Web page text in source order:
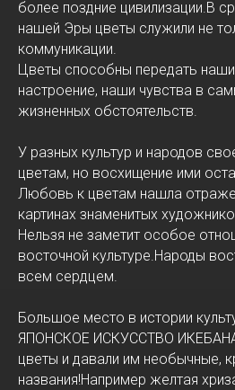
более поздние цивилизации.В
нашей Эры цветы служили не
коммуникации.
Цветы способны передать
настроение, наши чувства в
жизненных обстоятельств.
У разных культур и народов
цветам, но восхищение ими
Любовь к цветам нашла
картинах знаменитых
Нельзя не заметит особое
восточной культуре.Народы
всем сердцем.
Большое место в истории
ЯПОНСКОЕ ИСКУССТВО
цветы и давали им необычные,
названия!Например желтая